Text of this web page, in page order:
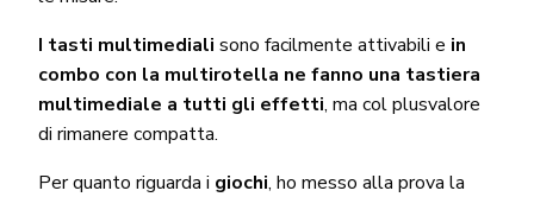
I tasti multimediali sono facilmente attivabili e in
combo con la multirotella ne fanno una tastiera
multimediale a tutti gli effetti, ma col plusvalore
di rimanere compatta.
Per quanto riguarda i giochi, ho messo alla prova la